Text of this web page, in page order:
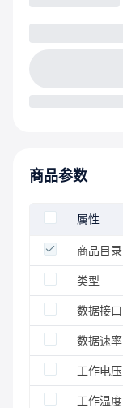
商品参数
属性
商品目录
类型
数据接口
数据速率
工作电压
工作温度